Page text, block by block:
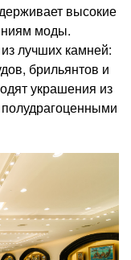
высокие
моды.
лучших камней:
брильянтов и
украшения из